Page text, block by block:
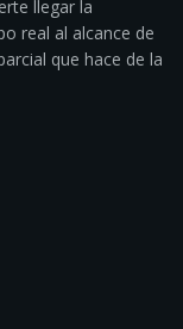
llegar la
real al alcance de
que hace de la